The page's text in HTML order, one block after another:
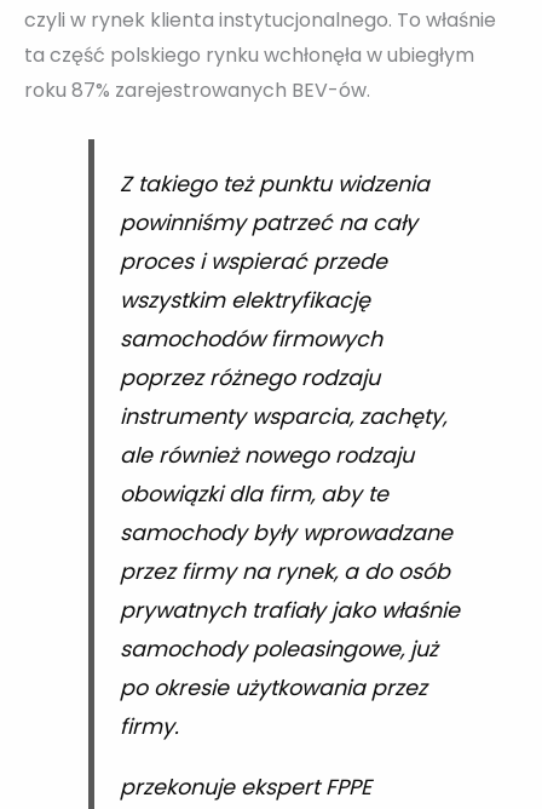
czyli w rynek klienta instytucjonalnego. To właśnie
ta część polskiego rynku wchłonęła w ubiegłym
roku 87% zarejestrowanych BEV-ów.
Z takiego też punktu widzenia
powinniśmy patrzeć na cały
proces i wspierać przede
wszystkim elektryfikację
samochodów firmowych
poprzez różnego rodzaju
instrumenty wsparcia, zachęty,
ale również nowego rodzaju
obowiązki dla firm, aby te
samochody były wprowadzane
przez firmy na rynek, a do osób
prywatnych trafiały jako właśnie
samochody poleasingowe, już
po okresie użytkowania przez
firmy.
przekonuje ekspert FPPE